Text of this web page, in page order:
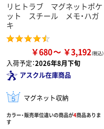
リヒトラブ マグネットポケ
ット スチール メモ・ハガ
キ
￥680 ￥3,192
入荷予定：2026年8月下旬
アスクル在庫商品
マグネット収納
カラー・販売単位違いの商品が4商品ありま
す